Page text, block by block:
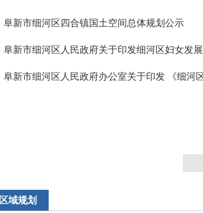
阜新市细河区四合镇国土空间总体规划公示
区域规划